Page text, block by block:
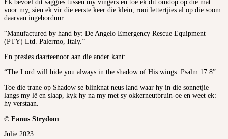
Ek bevoel dit saggies tussen my vingers en toe ek dit omdop op die mat
voor my, sien ek vir die eerste keer die klein, rooi lettertjies al op die soom
daarvan ingeborduur:
“Manufactured by hand by: De Angelo Emergency Rescue Equipment
(PTY) Ltd. Palermo, Italy.”
En presies daarteenoor aan die ander kant:
“The Lord will hide you always in the shadow of His wings. Psalm 17:8”
Toe die trane op Shadow se blinknat neus land waar hy in die sonnetjie
langs my lê en slaap, kyk hy na my met sy okkerneutbruin-oe en weet ek:
hy verstaan.
© Fanus Strydom
Julie 2023